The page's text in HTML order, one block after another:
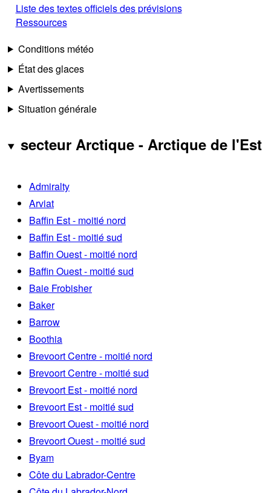
Liste des textes officiels des prévisions
Ressources
Conditions météo
État des glaces
Avertissements
Situation générale
secteur Arctique - Arctique de l'Est
Admiralty
Arviat
Baffin Est - moitié nord
Baffin Est - moitié sud
Baffin Ouest - moitié nord
Baffin Ouest - moitié sud
Baie Frobisher
Baker
Barrow
Boothia
Brevoort Centre - moitié nord
Brevoort Centre - moitié sud
Brevoort Est - moitié nord
Brevoort Est - moitié sud
Brevoort Ouest - moitié nord
Brevoort Ouest - moitié sud
Byam
Côte du Labrador-Centre